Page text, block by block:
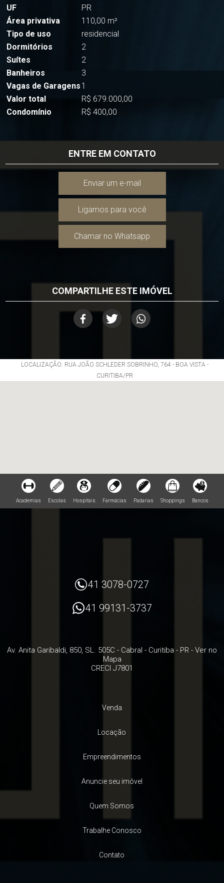
UF
PR
Área privativa
110,00 m²
Tipo de uso
residencial
Dormitórios
2
Suítes
2
Banheiros
3
Vagas de Garagens 1
Valor total
R$ 679.000,00
Condomínio
R$ 400,00
ENTRE EM CONTATO
Enviar um e-mail
Ligamos para você
Chamar no Whatsapp
COMPARTILHE ESTE IMÓVEL
LOCALIZAÇÃO: RUA JOÃO SCHLEDER SOBRINHO, 764 - BOA VISTA -
CURITIBA/PR
Academias Escolas Hospitais Farmácias Padarias Shoppings Bancos
41 3078-0727
41 99131-3737
Av. Anita Garibaldi, 850, SL. 505C - Cabral - Curitiba - PR - Ver no
Mapa
CRECI J7801
Venda
Locação
Empreendimentos
Anuncie seu imóvel
Quem Somos
Trabalhe Conosco
Contato